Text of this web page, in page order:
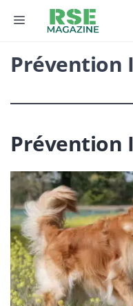
MENU
Prévention
Prévention